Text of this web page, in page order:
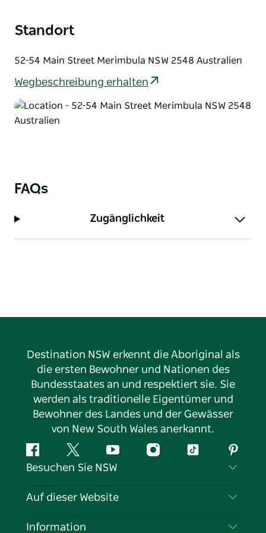
Standort
52-54 Main Street Merimbula NSW 2548 Australien
Wegbeschreibung erhalten
FAQs
Zugänglichkeit
Destination NSW erkennt die Aboriginal als
die ersten Bewohner und Nationen des
Bundesstaates an und respektiert sie. Sie
werden als traditionelle Eigentümer und
Bewohner des Landes und der Gewässer
von New South Wales anerkannt.
FacebookTwitter YouTubeInstagramTikTok
Besuchen Sie NSW
Kontaktieren Sie uns
Auf dieser Website
Reiseziele
Information